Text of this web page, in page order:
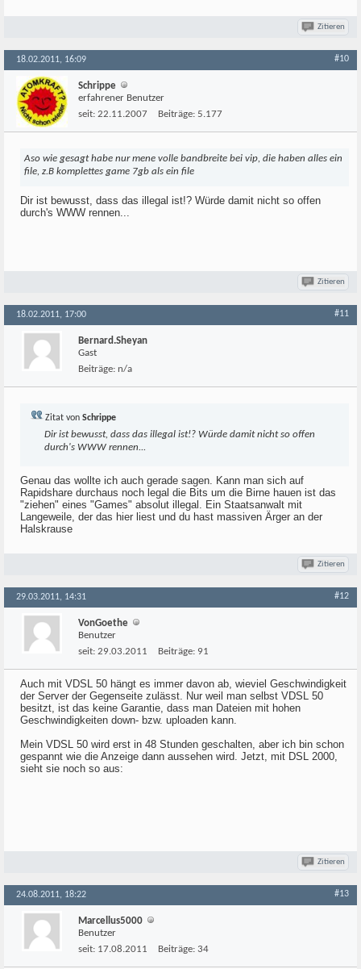
Zitieren
18.02.2011, 16:09 #10
Schrippe
erfahrener Benutzer
seit: 22.11.2007 Beiträge: 5.177
Aso wie gesagt habe nur mene volle bandbreite bei vip, die haben alles ein
file, z.B komplettes game 7gb als ein file
Dir ist bewusst, dass das illegal ist!? Würde damit nicht so offen
durch's WWW rennen...
Zitieren
18.02.2011, 17:00 #11
Bernard.Sheyan
Gast
Beiträge: n/a
Zitat von Schrippe
Dir ist bewusst, dass das illegal ist!? Würde damit nicht so offen
durch's WWW rennen...
Genau das wollte ich auch gerade sagen. Kann man sich auf
Rapidshare durchaus noch legal die Bits um die Birne hauen ist das
"ziehen" eines "Games" absolut illegal. Ein Staatsanwalt mit
Langeweile, der das hier liest und du hast massiven Ärger an der
Halskrause
Zitieren
29.03.2011, 14:31 #12
VonGoethe
Benutzer
seit: 29.03.2011 Beiträge: 91
Auch mit VDSL 50 hängt es immer davon ab, wieviel Geschwindigkeit
der Server der Gegenseite zulässt. Nur weil man selbst VDSL 50
besitzt, ist das keine Garantie, dass man Dateien mit hohen
Geschwindigkeiten down- bzw. uploaden kann.
Mein VDSL 50 wird erst in 48 Stunden geschalten, aber ich bin schon
gespannt wie die Anzeige dann aussehen wird. Jetzt, mit DSL 2000,
sieht sie noch so aus:
Zitieren
24.08.2011, 18:22 #13
Marcellus5000
Benutzer
seit: 17.08.2011 Beiträge: 34